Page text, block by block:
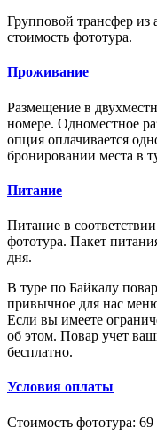
Групповой трансфер из
стоимость фототура.
Проживание
Размещение в
номере. Одноместное
опция оплачивается
бронировании места в
Питание
Питание в
фототура. Пакет
дня.
В туре по Байкалу
привычное для нас
Если вы имеете
об этом. Повар учет
бесплатно.
Условия оплаты
Стоимость фототура: 69